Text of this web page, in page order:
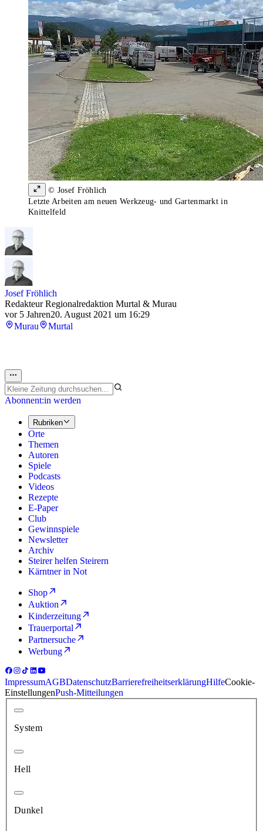
© Josef Fröhlich
Letzte Arbeiten am neuen Werkzeug- und Gartenmarkt in
Knittelfeld
Josef Fröhlich
Redakteur Regionalredaktion Murtal & Murau
vor 5 Jahren20. August 2021 um 16:29
Murau
Murtal
Abonnent:in werden
Rubriken
Orte
Themen
Autoren
Spiele
Podcasts
Videos
Rezepte
E-Paper
Club
Gewinnspiele
Newsletter
Archiv
Steirer helfen Steirern
Kärntner in Not
Shop
Auktion
Kinderzeitung
Trauerportal
Partnersuche
Werbung
ImpressumAGBDatenschutzBarrierefreiheitserklärungHilfeCookie-
EinstellungenPush-Mitteilungen
System
Hell
Dunkel